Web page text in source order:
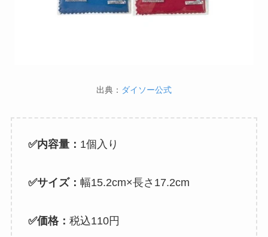
出典： ダイソー公式
✅内容量： 1個入り
✅サイズ： 幅15.2cm×長さ17.2cm
✅価格： 税込110円